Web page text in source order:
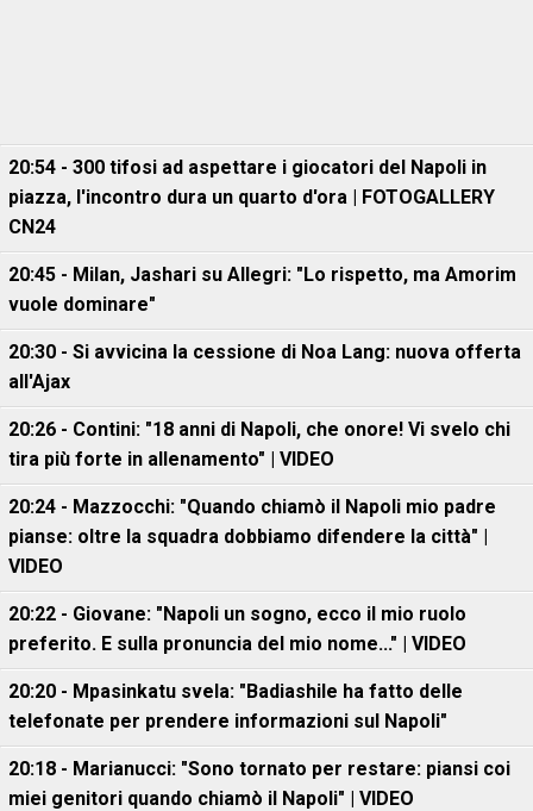
20:54 - 300 tifosi ad aspettare i giocatori del Napoli in
piazza, l'incontro dura un quarto d'ora | FOTOGALLERY
CN24
20:45 - Milan, Jashari su Allegri: "Lo rispetto, ma Amorim
vuole dominare"
20:30 - Si avvicina la cessione di Noa Lang: nuova offerta
all'Ajax
20:26 - Contini: "18 anni di Napoli, che onore! Vi svelo chi
tira più forte in allenamento" | VIDEO
20:24 - Mazzocchi: "Quando chiamò il Napoli mio padre
pianse: oltre la squadra dobbiamo difendere la città" |
VIDEO
20:22 - Giovane: "Napoli un sogno, ecco il mio ruolo
preferito. E sulla pronuncia del mio nome..." | VIDEO
20:20 - Mpasinkatu svela: "Badiashile ha fatto delle
telefonate per prendere informazioni sul Napoli"
20:18 - Marianucci: "Sono tornato per restare: piansi coi
miei genitori quando chiamò il Napoli" | VIDEO